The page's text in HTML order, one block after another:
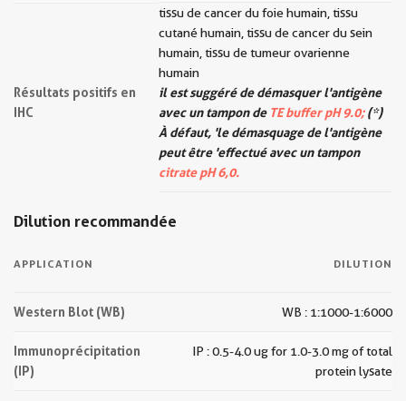
Résultats positifs en
IHC
tissu de cancer du foie humain, tissu
cutané humain, tissu de cancer du sein
humain, tissu de tumeur ovarienne
humain
il est suggéré de démasquer l'antigène
avec un tampon de TE buffer pH 9.0;(*)
À défaut, 'le démasquage de l'antigène
peut être 'effectué avec un tampon
citrate pH 6,0.
Dilution recommandée
APPLICATION DILUTION
Western Blot (WB) WB : 1:1000-1:6000
Immunoprécipitation
(IP)
IP : 0.5-4.0 ug for 1.0-3.0 mg of total
protein lysate